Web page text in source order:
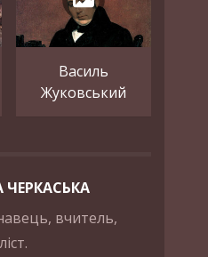
Василь
Жуковський
ЧЕРКАСЬКА
вчитель,